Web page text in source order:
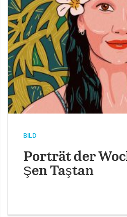
BILD
Porträt der
Şen Taştan